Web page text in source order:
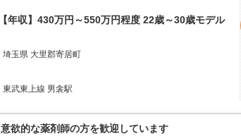
【年収】430万円～550万円程度 22歳～30歳モデル
埼玉県 大里郡寄居町
東武東上線 男衾駅
意欲的な薬剤師の方を歓迎しています